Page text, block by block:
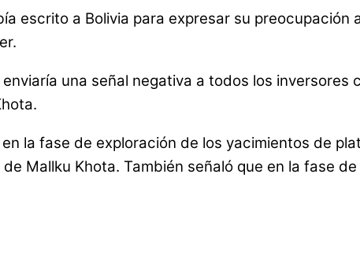
escrito a Bolivia para expresar su preocupación
una señal negativa a todos los inversores
la fase de exploración de los yacimientos de
Mallku Khota. También señaló que en la fase